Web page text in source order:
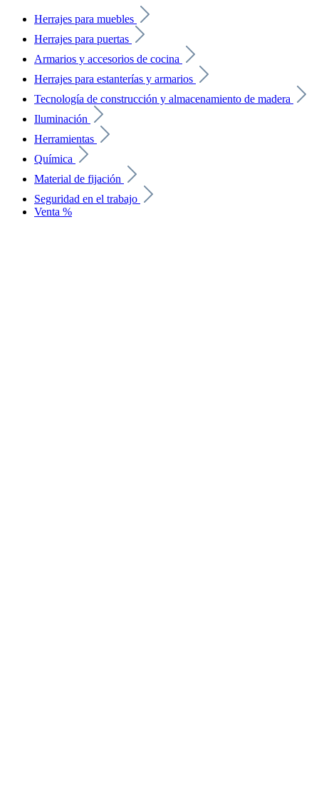
Herrajes para muebles
Herrajes para puertas
Armarios y accesorios de cocina
Herrajes para estanterías y armarios
Tecnología de construcción y almacenamiento de madera
Iluminación
Herramientas
Química
Material de fijación
Seguridad en el trabajo
Venta %